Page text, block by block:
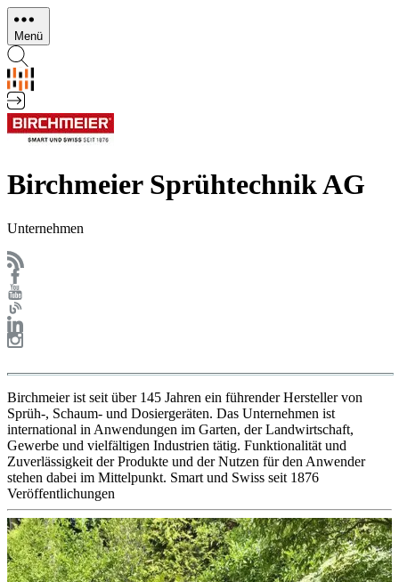
Direkt
zum
Inhalt
Menü
Birchmeier Sprühtechnik AG
Unternehmen
Birchmeier ist seit über 145 Jahren ein führender Hersteller von
Sprüh-, Schaum- und Dosiergeräten. Das Unternehmen ist
international in Anwendungen im Garten, der Landwirtschaft,
Gewerbe und vielfältigen Industrien tätig. Funktionalität und
Zuverlässigkeit der Produkte und der Nutzen für den Anwender
stehen dabei im Mittelpunkt. Smart und Swiss seit 1876
Veröffentlichungen